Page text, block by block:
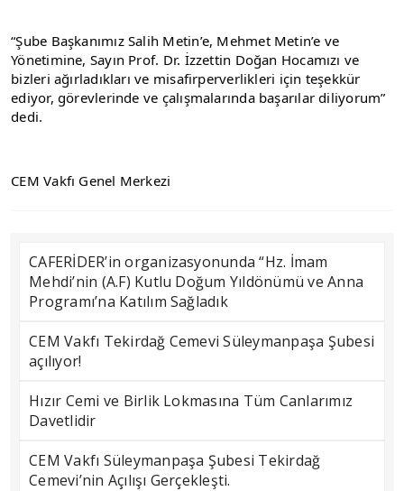
“Şube Başkanımız Salih Metin’e, Mehmet Metin’e ve
Yönetimine, Sayın Prof. Dr. İzzettin Doğan Hocamızı ve
bizleri ağırladıkları ve misafirperverlikleri için teşekkür
ediyor, görevlerinde ve çalışmalarında başarılar diliyorum”
dedi.
CEM Vakfı Genel Merkezi
CAFERİDER’in organizasyonunda “Hz. İmam
Mehdi’nin (A.F) Kutlu Doğum Yıldönümü ve Anna
Programı’na Katılım Sağladık
CEM Vakfı Tekirdağ Cemevi Süleymanpaşa Şubesi
açılıyor!
Hızır Cemi ve Birlik Lokmasına Tüm Canlarımız
Davetlidir
CEM Vakfı Süleymanpaşa Şubesi Tekirdağ
Cemevi’nin Açılışı Gerçekleşti.